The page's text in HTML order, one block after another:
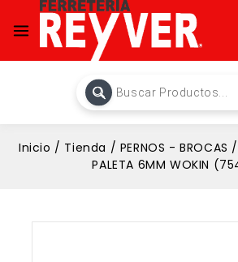
Inicio / Tienda / PERNOS - BROCAS /
PALETA 6MM WOKIN